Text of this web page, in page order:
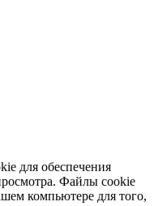
для обеспечения
Файлы cookie
компьютере для того,